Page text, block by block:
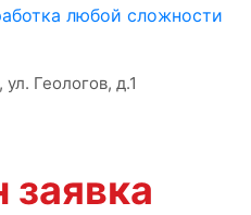
любой сложности
Геологов, д.1
заявка